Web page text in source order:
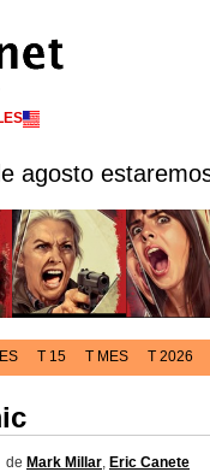
agosto
T 15 T MES T 2026
de Mark Millar, Eric Canete